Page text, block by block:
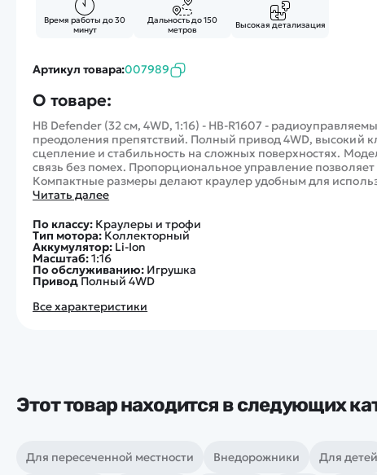
Время работы до 30
минут
Дальность до 150
метров
Высокая детализация
Артикул товара:007989
О товаре:
HB Defender (32 см, 4WD, 1:16) - HB-R1607 -
преодоления препятствий. Полный привод 4WD,
сцепление и стабильность на сложных поверхностях.
связь без помех. Пропорциональное управление
Компактные размеры делают краулер удобным для
Читать далее
По классу: Краулеры и трофи
Тип мотора:Коллекторный
Аккумулятор: Li-Ion
Масштаб:1:16
По обслуживанию: Игрушка
ПриводПолный 4WD
Все характеристики
Этот товар находится в следующих
Для пересеченной местности Внедорожники Для детей